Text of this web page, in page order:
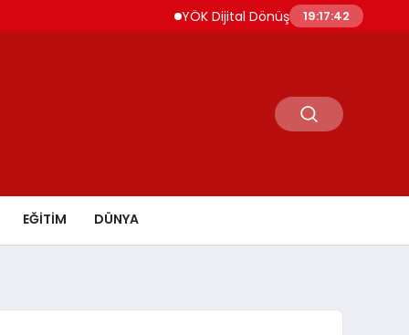
YÖK Dijital Dönüşüm İçin Bilişim Uzmanları
19:17:44
EĞİTİM DÜNYA